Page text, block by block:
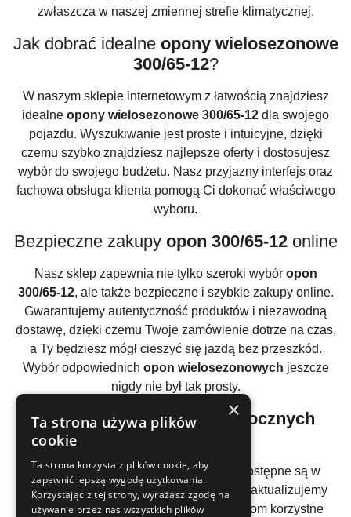
zwłaszcza w naszej zmiennej strefie klimatycznej.
Jak dobrać idealne opony wielosezonowe
300/65-12?
W naszym sklepie internetowym z łatwością znajdziesz
idealne opony wielosezonowe 300/65-12 dla swojego
pojazdu. Wyszukiwanie jest proste i intuicyjne, dzięki
czemu szybko znajdziesz najlepsze oferty i dostosujesz
wybór do swojego budżetu. Nasz przyjazny interfejs oraz
fachowa obsługa klienta pomogą Ci dokonać właściwego
wyboru.
Bezpieczne zakupy opon 300/65-12online
Nasz sklep zapewnia nie tylko szeroki wybór opon
300/65-12, ale także bezpieczne i szybkie zakupy online.
Gwarantujemy autentyczność produktów i niezawodną
dostawę, dzięki czemu Twoje zamówienie dotrze na czas,
a Ty będziesz mógł cieszyć się jazdą bez przeszkód.
Wybór odpowiednich opon wielosezonowych jeszcze
nigdy nie był tak prosty.
Atrakcyjne cenyopon całorocznych
Naszeopony całoroczne 300/65-12
dostępne są w
bardzo atrakcyjnych cenach. Regularnie aktualizujemy
nasze oferty, by zapewnić naszym klientom korzystne
×
Ta strona używa plików
cookie
Ta strona korzysta z plików cookie, aby
zapewnić lepszą wygodę użytkowania.
Korzystając z tej strony, wyrażasz zgodę na
używanie przez nas wszystkich plików